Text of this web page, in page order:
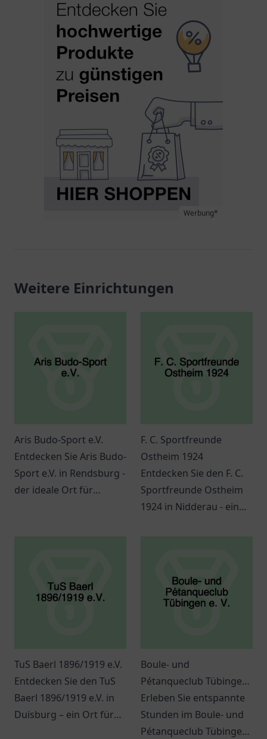
Werbung*
Weitere Einrichtungen
Aris Budo-Sport e.V.
Entdecken Sie Aris Budo-
Sport e.V. in Rendsburg -
der ideale Ort für
F. C. Sportfreunde
Ostheim 1924
Entdecken Sie den F. C.
Sportfreunde Ostheim
1924 in Nidderau - ein
Veranstaltungen.
TuS Baerl 1896/1919 e.V.
Entdecken Sie den TuS
Baerl 1896/1919 e.V. in
Duisburg – ein Ort für
Boule- und
Pétanqueclub Tübingen
e. V.
Erleben Sie entspannte
Stunden im Boule- und
Pétanqueclub Tübingen